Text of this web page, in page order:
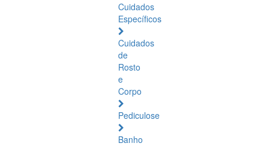
Cuidados
Específicos
Cuidados
de
Rosto
e
Corpo
Pediculose
Banho